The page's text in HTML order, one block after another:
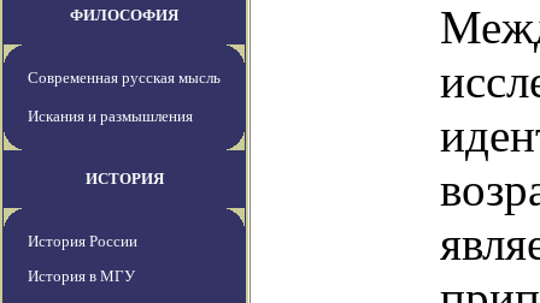
ФИЛОСОФИЯ
Современная русская мысль
Искания и размышления
ИСТОРИЯ
История России
История в МГУ